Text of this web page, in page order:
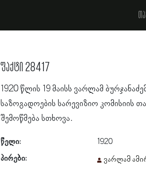
ფაქტი 28417
1920 წლის 19 მაისს ვარლამ
საზოგადოების სარევიზიო კომისიის
შემოწმება სთხოვა.
წელი:
1920
პირები:
ვარლამ